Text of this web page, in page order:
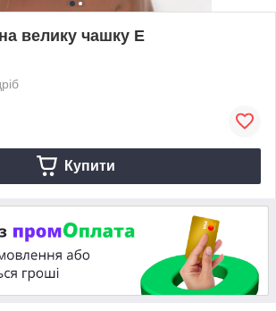
велику чашку Е
Купити